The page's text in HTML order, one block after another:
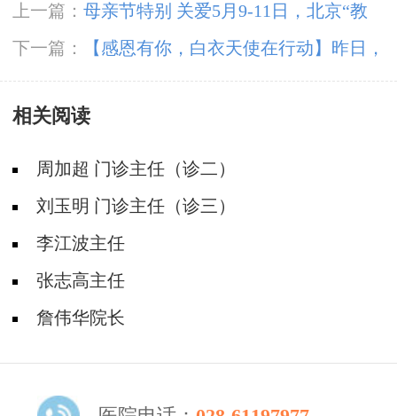
上一篇： 母亲节特别 关爱5月9-11日，北京“教
授级”癫痫名医亲临神康，多学科会诊助力患者
重获健康
下一篇：
【感恩有你，白衣天使在行动】昨日，
成都神康癫痫医院开展国际护士节户外团建
相关阅读
周加超 门诊主任（诊二）
刘玉明 门诊主任（诊三）
李江波主任
张志高主任
詹伟华院长